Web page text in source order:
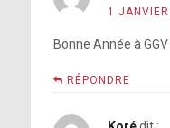
1
Bonne Année à
RÉPONDRE